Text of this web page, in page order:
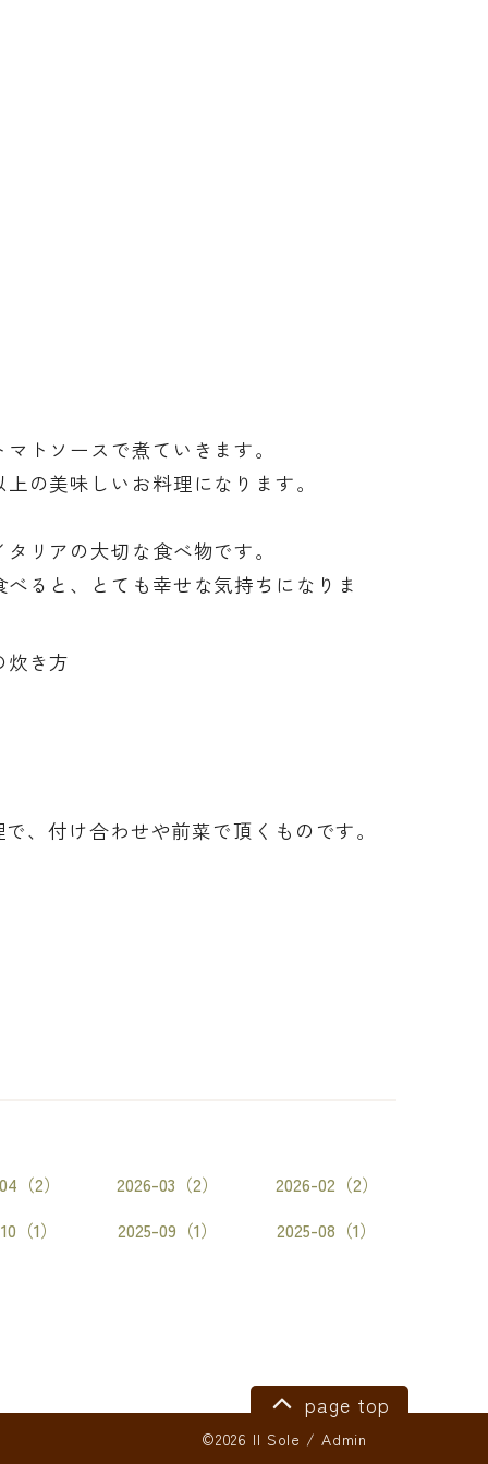
トソースで煮ていきます。
の美味しいお料理になります。
リアの大切な食べ物です。
ると、とても幸せな気持ちになりま
き方
、付け合わせや前菜で頂くものです。
（2） 2026-03（2）
2026-02（2）
（1） 2025-09（1） 2025-08（1）
page top
©2026 Il Sole / Admin